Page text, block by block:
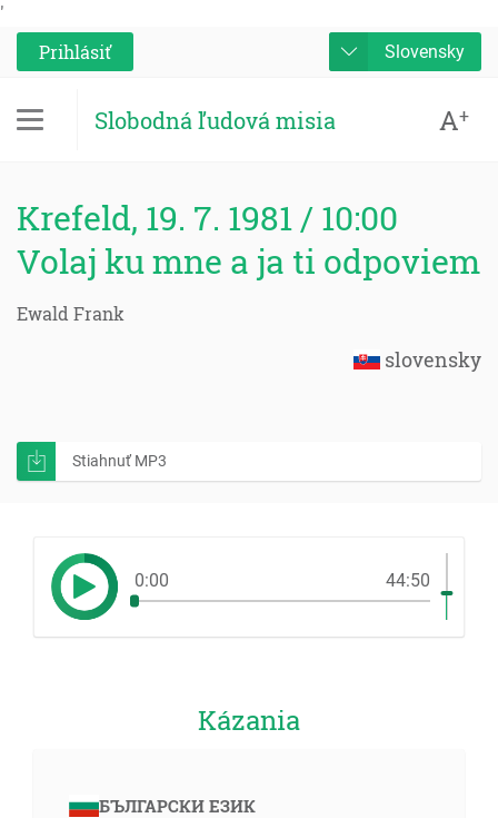
'
Prihlásiť
Slovensky
Slobodná ľudová misia A+
Krefeld, 19. 7. 1981 / 10:00
Volaj ku mne a ja ti odpoviem
Ewald Frank
slovensky
Stiahnuť MP3
0:00 44:50
Kázania
БЪЛГАРСКИ ЕЗИК